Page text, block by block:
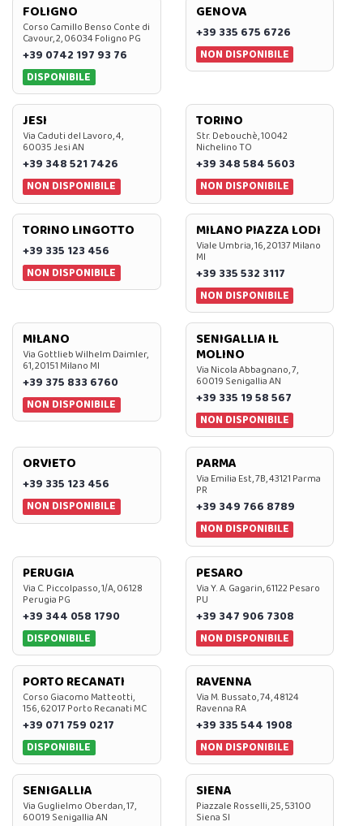
FOLIGNO
Corso Camillo Benso Conte di
Cavour, 2, 06034 Foligno PG
+39 0742 197 93 76
DISPONIBILE
GENOVA
+39 335 675 6726
NON DISPONIBILE
JESI
Via Caduti del Lavoro, 4,
60035 Jesi AN
+39 348 521 7426
NON DISPONIBILE
TORINO
Str. Debouchè, 10042
Nichelino TO
+39 348 584 5603
NON DISPONIBILE
TORINO LINGOTTO
+39 335 123 456
NON DISPONIBILE
MILANO PIAZZA LODI
Viale Umbria, 16, 20137 Milano
MI
+39 335 532 3117
NON DISPONIBILE
MILANO
Via Gottlieb Wilhelm Daimler,
61, 20151 Milano MI
+39 375 833 6760
NON DISPONIBILE
SENIGALLIA IL
MOLINO
Via Nicola Abbagnano, 7,
60019 Senigallia AN
+39 335 19 58 567
NON DISPONIBILE
ORVIETO
+39 335 123 456
NON DISPONIBILE
PARMA
Via Emilia Est, 7B, 43121 Parma
PR
+39 349 766 8789
NON DISPONIBILE
PERUGIA
Via C. Piccolpasso, 1/A, 06128
Perugia PG
+39 344 058 1790
DISPONIBILE
PESARO
Via Y. A. Gagarin, 61122 Pesaro
PU
+39 347 906 7308
NON DISPONIBILE
PORTO RECANATI
Corso Giacomo Matteotti,
156, 62017 Porto Recanati MC
+39 071 759 0217
DISPONIBILE
RAVENNA
Via M. Bussato, 74, 48124
Ravenna RA
+39 335 544 1908
NON DISPONIBILE
SENIGALLIA
Via Guglielmo Oberdan, 17,
60019 Senigallia AN
SIENA
Piazzale Rosselli, 25, 53100
Siena SI